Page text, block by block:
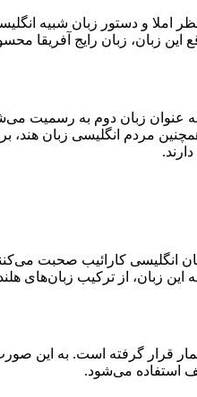
نظر املا و دستور زبان شبیه
این زبان، زبان رایج آفریقا
به عنوان زبان دوم به رسمیت
مردم انگلیسی زبان هند،
کارائیب صحبت
زبان، از ترکیب زبان‌های
قرار گرفته است. به این
استفاده می‌شود.